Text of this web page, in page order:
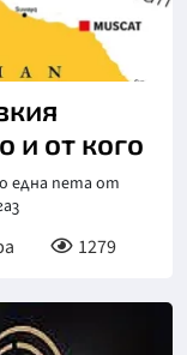
и от кого
една пета от
1279